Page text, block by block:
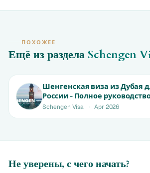
ПОХОЖЕЕ
Ещё из раздела Schengen
Шенгенская виза из Дубая
России - Полное
Schengen Visa · Apr 2026
Не уверены, с чего начать?